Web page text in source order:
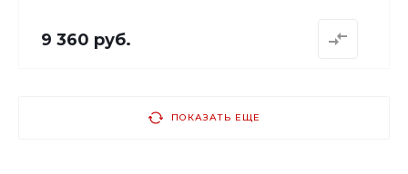
9 360 руб.
ПОКАЗАТЬ ЕЩЕ